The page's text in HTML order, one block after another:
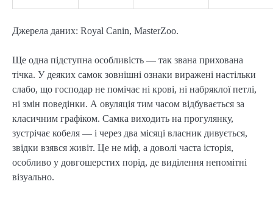
Джерела даних: Royal Canin, MasterZoo.
Ще одна підступна особливість — так звана прихована
тічка. У деяких самок зовнішні ознаки виражені настільки
слабо, що господар не помічає ні крові, ні набряклої петлі,
ні змін поведінки. А овуляція тим часом відбувається за
класичним графіком. Самка виходить на прогулянку,
зустрічає кобеля — і через два місяці власник дивується,
звідки взявся живіт. Це не міф, а доволі часта історія,
особливо у довгошерстих порід, де виділення непомітні
візуально.